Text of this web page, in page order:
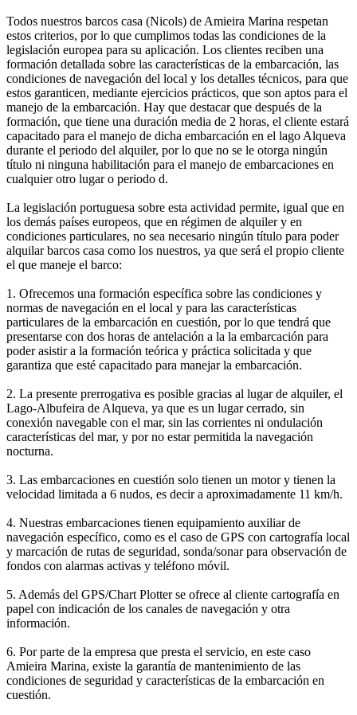
Todos nuestros barcos casa (Nicols) de Amieira Marina respetan
estos criterios, por lo que cumplimos todas las condiciones de la
legislación europea para su aplicación. Los clientes reciben una
formación detallada sobre las características de la embarcación, las
condiciones de navegación del local y los detalles técnicos, para que
estos garanticen, mediante ejercicios prácticos, que son aptos para el
manejo de la embarcación. Hay que destacar que después de la
formación, que tiene una duración media de 2 horas, el cliente estará
capacitado para el manejo de dicha embarcación en el lago Alqueva
durante el periodo del alquiler, por lo que no se le otorga ningún
título ni ninguna habilitación para el manejo de embarcaciones en
cualquier otro lugar o periodo d.
La legislación portuguesa sobre esta actividad permite, igual que en
los demás países europeos, que en régimen de alquiler y en
condiciones particulares, no sea necesario ningún título para poder
alquilar barcos casa como los nuestros, ya que será el propio cliente
el que maneje el barco:
1. Ofrecemos una formación específica sobre las condiciones y
normas de navegación en el local y para las características
particulares de la embarcación en cuestión, por lo que tendrá que
presentarse con dos horas de antelación a la la embarcación para
poder asistir a la formación teórica y práctica solicitada y que
garantiza que esté capacitado para manejar la embarcación.
2. La presente prerrogativa es posible gracias al lugar de alquiler, el
Lago-Albufeira de Alqueva, ya que es un lugar cerrado, sin
conexión navegable con el mar, sin las corrientes ni ondulación
características del mar, y por no estar permitida la navegación
nocturna.
3. Las embarcaciones en cuestión solo tienen un motor y tienen la
velocidad limitada a 6 nudos, es decir a aproximadamente 11 km/h.
4. Nuestras embarcaciones tienen equipamiento auxiliar de
navegación específico, como es el caso de GPS con cartografía local
y marcación de rutas de seguridad, sonda/sonar para observación de
fondos con alarmas activas y teléfono móvil.
5. Además del GPS/Chart Plotter se ofrece al cliente cartografía en
papel con indicación de los canales de navegación y otra
información.
6. Por parte de la empresa que presta el servicio, en este caso
Amieira Marina, existe la garantía de mantenimiento de las
condiciones de seguridad y características de la embarcación en
cuestión.